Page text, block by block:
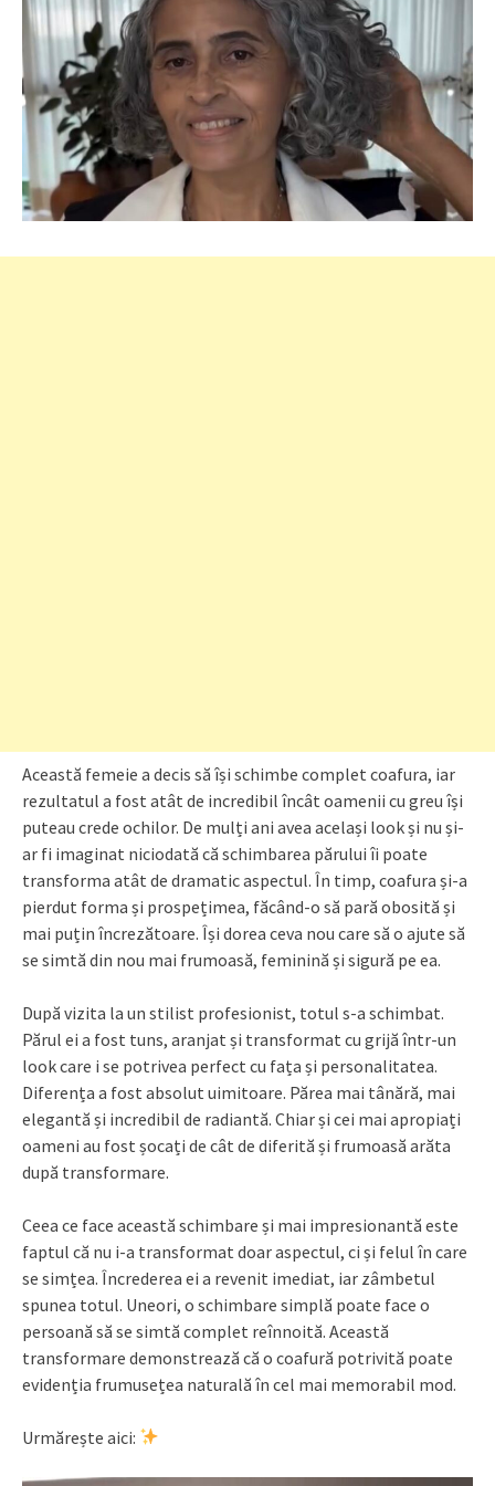
Această femeie a decis să își schimbe complet coafura, iar
rezultatul a fost atât de incredibil încât oamenii cu greu își
puteau crede ochilor. De mulți ani avea același look și nu și-
ar fi imaginat niciodată că schimbarea părului îi poate
transforma atât de dramatic aspectul. În timp, coafura și-a
pierdut forma și prospețimea, făcând-o să pară obosită și
mai puțin încrezătoare. Își dorea ceva nou care să o ajute să
se simtă din nou mai frumoasă, feminină și sigură pe ea.
După vizita la un stilist profesionist, totul s-a schimbat.
Părul ei a fost tuns, aranjat și transformat cu grijă într-un
look care i se potrivea perfect cu fața și personalitatea.
Diferența a fost absolut uimitoare. Părea mai tânără, mai
elegantă și incredibil de radiantă. Chiar și cei mai apropiați
oameni au fost șocați de cât de diferită și frumoasă arăta
după transformare.
Ceea ce face această schimbare și mai impresionantă este
faptul că nu i-a transformat doar aspectul, ci și felul în care
se simțea. Încrederea ei a revenit imediat, iar zâmbetul
spunea totul. Uneori, o schimbare simplă poate face o
persoană să se simtă complet reînnoită. Această
transformare demonstrează că o coafură potrivită poate
evidenția frumusețea naturală în cel mai memorabil mod.
Urmărește aici: